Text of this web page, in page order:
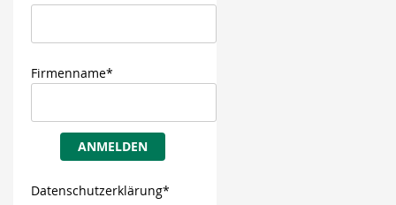
Firmenname*
ANMELDEN
Datenschutzerklärung*